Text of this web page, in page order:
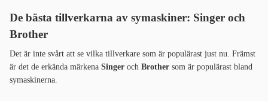
De bästa tillverkarna av symaskiner: Singer och
Brother
Det är inte svårt att se vilka tillverkare som är populärast just nu. Främst
är det de erkända märkena Singer och Brother som är populärast bland
symaskinerna.